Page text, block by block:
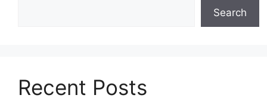
Search
Recent Posts